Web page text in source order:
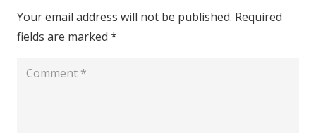
Your email address will not be published. Required
fields are marked *